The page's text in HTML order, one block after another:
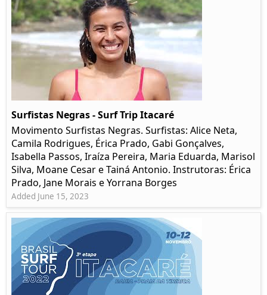
Surfistas Negras - Surf Trip Itacaré
Movimento Surfistas Negras. Surfistas: Alice Neta,
Camila Rodrigues, Érica Prado, Gabi Gonçalves,
Isabella Passos, Iraíza Pereira, Maria Eduarda, Marisol
Silva, Moane Cesar e Tainá Antonio. Instrutoras: Érica
Prado, Jane Morais e Yorrana Borges
Added June 15, 2023